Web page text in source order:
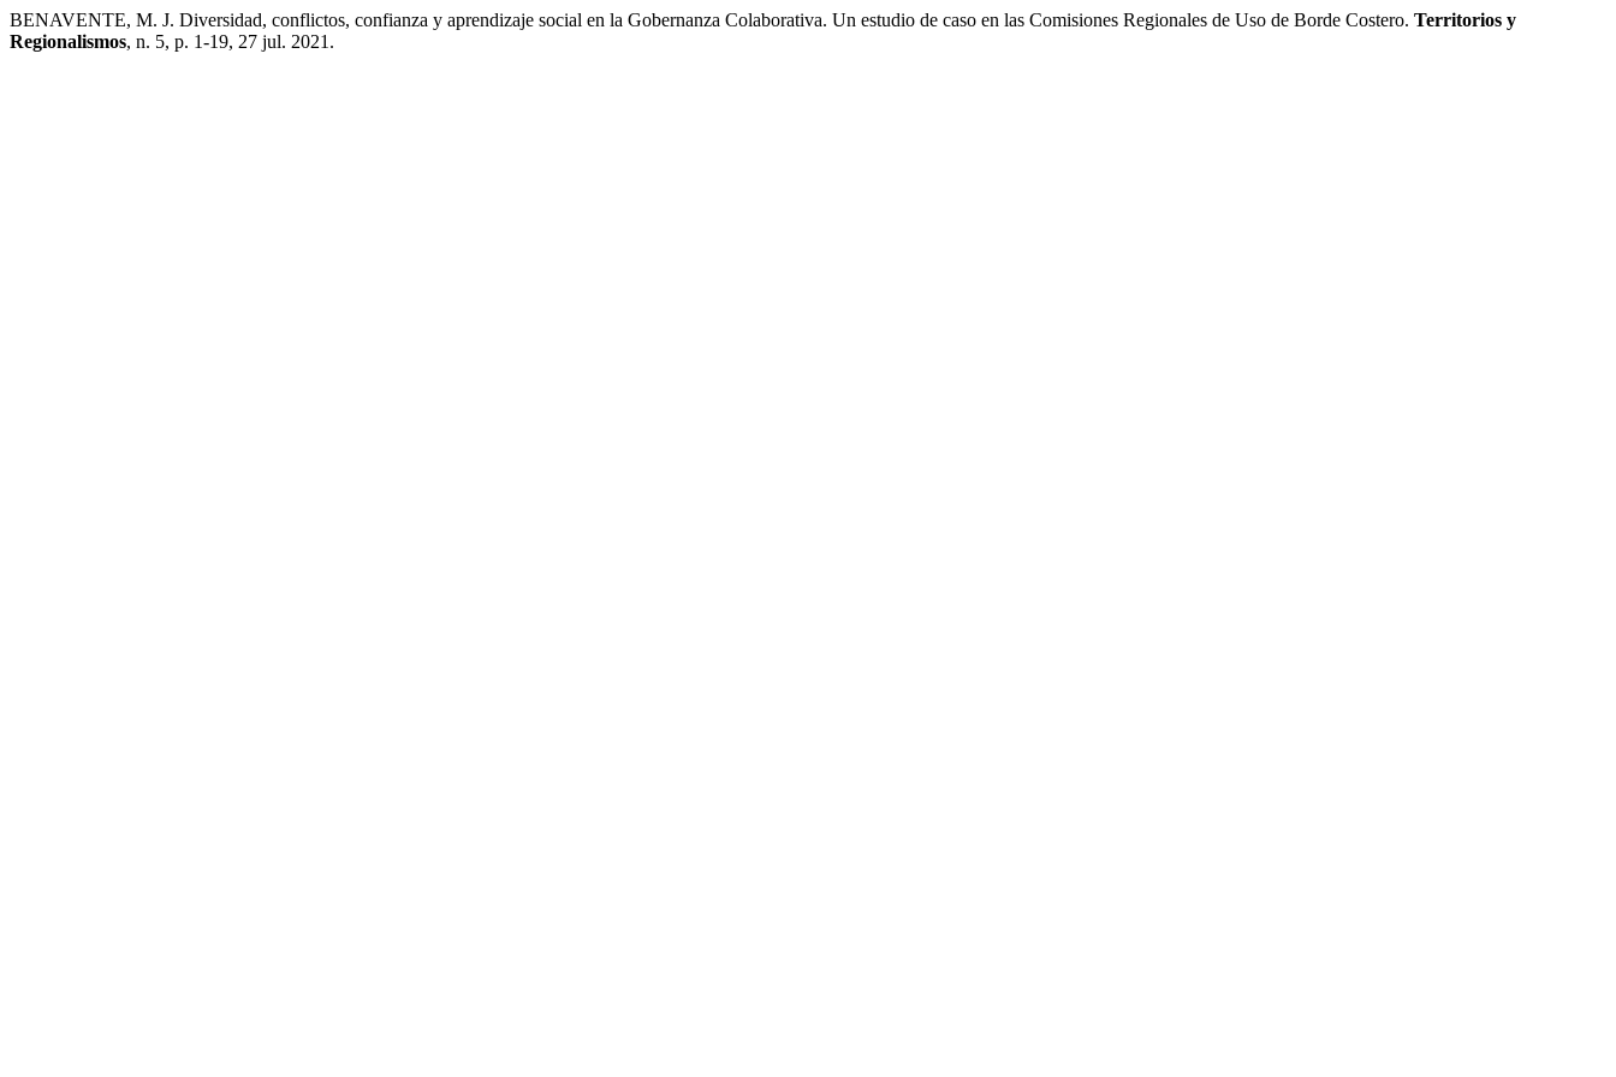
BENAVENTE, M. J. Diversidad, conflictos, confianza y aprendizaje social en la Gobernanza Colaborativa. Un estudio de caso en las Comisiones Regionales de Uso de Borde Costero. Territorios y
Regionalismos, n. 5, p. 1-19, 27 jul. 2021.